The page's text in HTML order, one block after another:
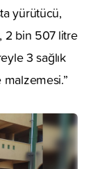
yürütücü,
2 bin 507 litre
3 sağlık